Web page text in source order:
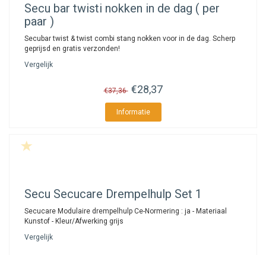
Secu bar twisti nokken in de dag ( per
paar )
Secubar twist & twist combi stang nokken voor in de dag. Scherp
geprijsd en gratis verzonden!
Vergelijk
€37,36 €28,37
Informatie
Secu Secucare Drempelhulp Set 1
Secucare Modulaire drempelhulp Ce-Normering : ja - Materiaal
Kunstof - Kleur/Afwerking grijs
Vergelijk